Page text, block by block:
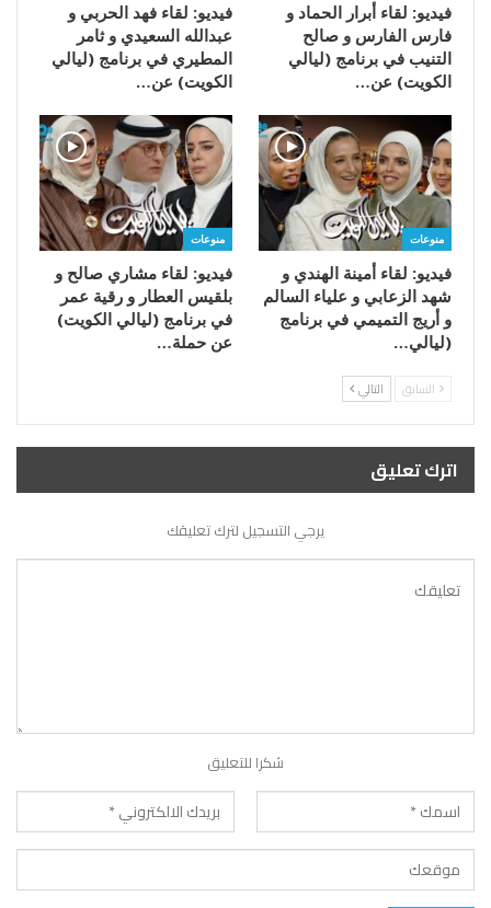
فيديو: لقاء أبرار الحماد و
فارس الفارس و صالح
التنيب في برنامج (ليالي
الكويت) عن…
فيديو: لقاء فهد الحربي و
عبدالله السعيدي و ثامر
المطيري في برنامج (ليالي
الكويت) عن…
منوعات
فيديو: لقاء أمينة الهندي و
شهد الزعابي و علياء السالم
و أريج التميمي في برنامج
(ليالي…
منوعات
فيديو: لقاء مشاري صالح و
بلقيس العطار و رقية عمر
في برنامج (ليالي الكويت)
عن حملة…
السابق التالي
اترك تعليق
يرجي التسجيل لترك تعليقك
شكرا للتعليق